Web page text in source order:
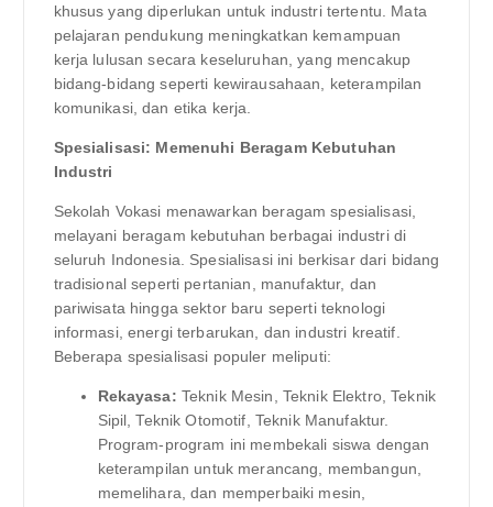
khusus yang diperlukan untuk industri tertentu. Mata
pelajaran pendukung meningkatkan kemampuan
kerja lulusan secara keseluruhan, yang mencakup
bidang-bidang seperti kewirausahaan, keterampilan
komunikasi, dan etika kerja.
Spesialisasi: Memenuhi Beragam Kebutuhan
Industri
Sekolah Vokasi menawarkan beragam spesialisasi,
melayani beragam kebutuhan berbagai industri di
seluruh Indonesia. Spesialisasi ini berkisar dari bidang
tradisional seperti pertanian, manufaktur, dan
pariwisata hingga sektor baru seperti teknologi
informasi, energi terbarukan, dan industri kreatif.
Beberapa spesialisasi populer meliputi:
Rekayasa: Teknik Mesin, Teknik Elektro, Teknik
Sipil, Teknik Otomotif, Teknik Manufaktur.
Program-program ini membekali siswa dengan
keterampilan untuk merancang, membangun,
memelihara, dan memperbaiki mesin,